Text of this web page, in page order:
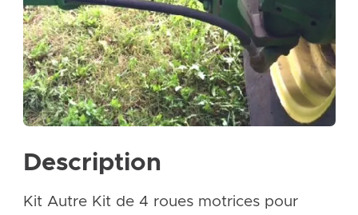
Description
Kit Autre Kit de 4 roues motrices pour